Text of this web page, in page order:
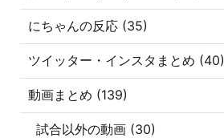
にちゃんの反応 (35)
ツイッター・インスタまとめ (40)
動画まとめ (139)
試合以外の動画 (30)